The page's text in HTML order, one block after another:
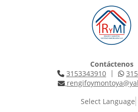
Contáctenos
3153343910 |
Select Language